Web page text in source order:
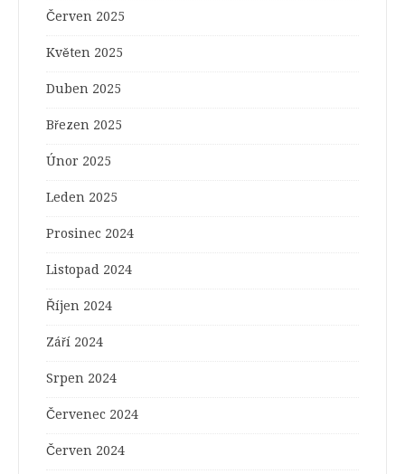
Červen 2025
Květen 2025
Duben 2025
Březen 2025
Únor 2025
Leden 2025
Prosinec 2024
Listopad 2024
Říjen 2024
Září 2024
Srpen 2024
Červenec 2024
Červen 2024